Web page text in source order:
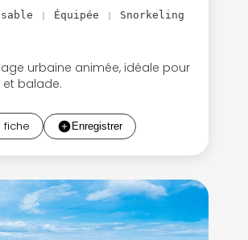
Équipée Snorkeling
urbaine animée, idéale pour
balade.
fiche